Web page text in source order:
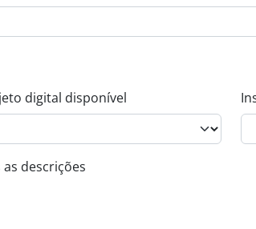
digital disponível
as descrições